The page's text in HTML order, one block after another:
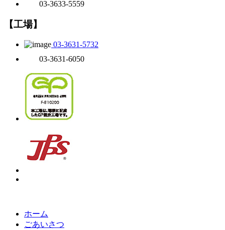
03-3633-5559
【工場】
03-3631-5732
03-3631-6050
ホーム
ごあいさつ